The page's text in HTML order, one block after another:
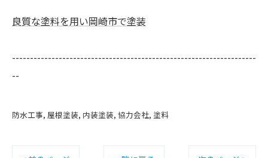
良質な塗料を用い岡崎市で塗装
--------------------------------------------------------------------
--
防水工事 屋根塗装 内装塗装 協力会社 塗料